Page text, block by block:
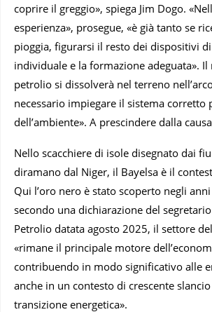
coprire il greggio», spiega Jim Dogo.
esperienza», prosegue, «è già tanto se
pioggia, figurarsi il resto dei dispositivi
individuale e la formazione adeguata». Il
petrolio si dissolverà nel terreno
necessario impiegare il sistema corretto
dell’ambiente». A prescindere dalla
Nello scacchiere di isole disegnato dai
diramano dal Niger, il Bayelsa è il
Qui l’oro nero è stato scoperto negli
secondo una dichiarazione del
Petrolio datata agosto 2025, il settore
«rimane il principale motore
contribuendo in modo significativo alle
anche in un contesto di crescente
transizione energetica».